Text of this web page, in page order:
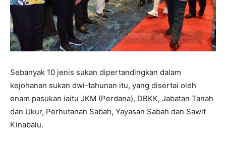
Sebanyak 10 jenis sukan dipertandingkan dalam
kejohanan sukan dwi-tahunan itu, yang disertai oleh
enam pasukan iaitu JKM (Perdana), DBKK, Jabatan Tanah
dan Ukur, Perhutanan Sabah, Yayasan Sabah dan Sawit
Kinabalu.